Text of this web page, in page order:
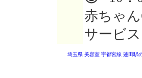
赤ちゃ
サービス
埼玉県 美容室 宇都宮線 蓮田駅